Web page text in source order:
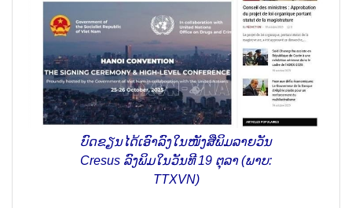
ບົດຂຽນໄດ້ເອົາລົງໃນໜັງສືພິມລາຍວັນ
Cresus ລົງພິມໃນວັນທີ 19 ຕຸລາ (ພາບ:
TTXVN)